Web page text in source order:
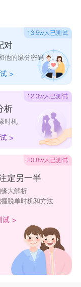
无懈可击的完
从来都不会去承
也会等着对方来
。
的话总是心存怀
所欺骗。而为了
男生经常会做出
说找个侦探跟踪
的“真相”。
很小，而且，
考，譬如说职
题。说白了就是
对
他的缘分密码
析
时机
定另一半
大解析
脱单时机和方法